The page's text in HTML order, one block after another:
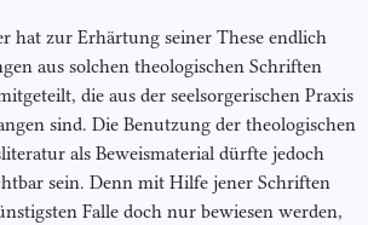
hat zur Erhärtung seiner These endlich
aus solchen theologischen Schriften
die aus der seelsorgerischen Praxis
sind. Die Benutzung der theologischen
als Beweismaterial dürfte jedoch
sein. Denn mit Hilfe jener Schriften
Falle doch nur bewiesen werden,